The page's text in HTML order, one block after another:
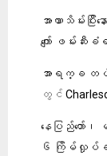
အာဏာသိမ်းပ
ကျော် ဖမ်းဆီ
အာရက္ခ တပ်
တွင်
နေပြည်တော်
၆ ကြိမ်လှုပ်